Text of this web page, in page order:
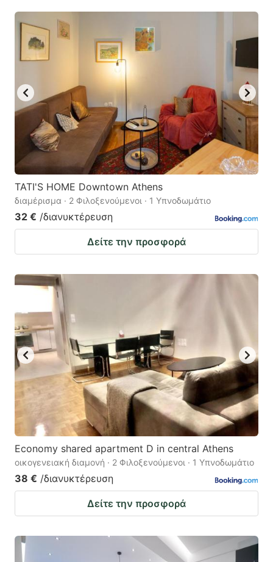
key
to
keyboard
shortcuts
for
changing
key
keyboard
shortcuts
for
changing
dates.
TATI'S HOME Downtown Athens
διαμέρισμα · 2 Φιλοξενούμενοι · 1 Υπνοδωμάτιο
32 € /διανυκτέρευση
Δείτε την προσφορά
Economy shared apartment D in central Athens
οικογενειακή διαμονή · 2 Φιλοξενούμενοι · 1 Υπνοδωμάτιο
38 € /διανυκτέρευση
Δείτε την προσφορά